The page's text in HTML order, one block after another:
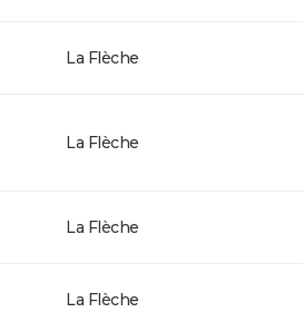
La Flèche
La Flèche
La Flèche
La Flèche